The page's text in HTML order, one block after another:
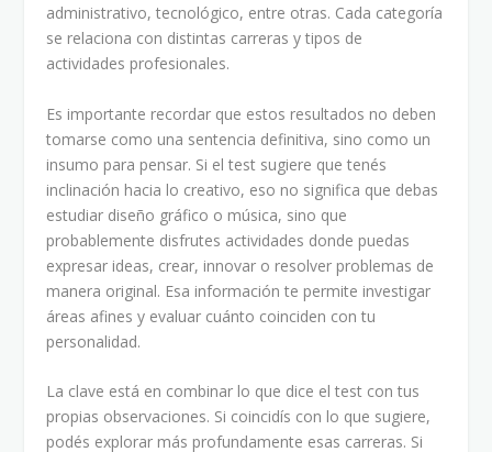
administrativo, tecnológico, entre otras. Cada categoría
se relaciona con distintas carreras y tipos de
actividades profesionales.
Es importante recordar que estos resultados no deben
tomarse como una sentencia definitiva, sino como un
insumo para pensar. Si el test sugiere que tenés
inclinación hacia lo creativo, eso no significa que debas
estudiar diseño gráfico o música, sino que
probablemente disfrutes actividades donde puedas
expresar ideas, crear, innovar o resolver problemas de
manera original. Esa información te permite investigar
áreas afines y evaluar cuánto coinciden con tu
personalidad.
La clave está en combinar lo que dice el test con tus
propias observaciones. Si coincidís con lo que sugiere,
podés explorar más profundamente esas carreras. Si